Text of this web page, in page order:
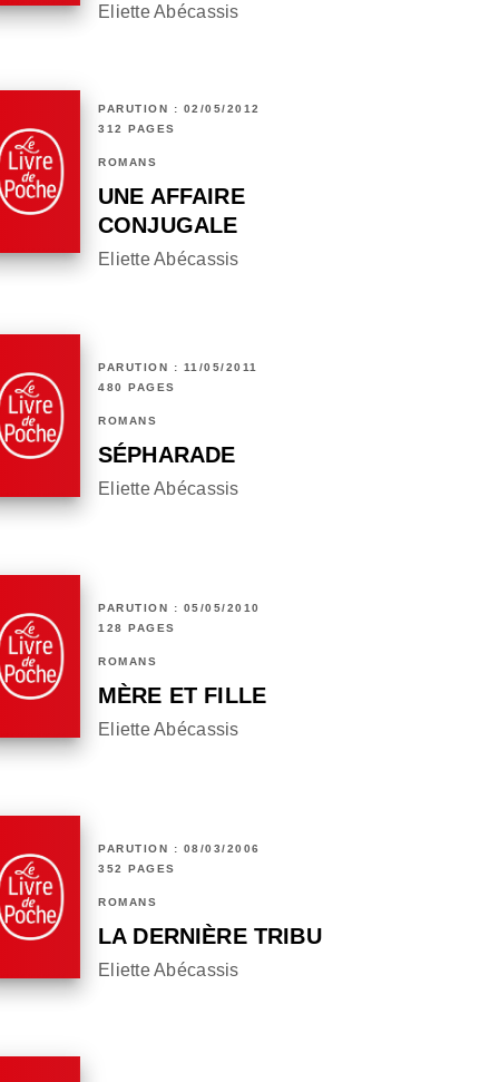
Eliette Abécassis
PARUTION : 02/05/2012
312 PAGES
ROMANS
UNE AFFAIRE
CONJUGALE
Eliette Abécassis
PARUTION : 11/05/2011
480 PAGES
ROMANS
SÉPHARADE
Eliette Abécassis
PARUTION : 05/05/2010
128 PAGES
ROMANS
MÈRE ET FILLE
Eliette Abécassis
PARUTION : 08/03/2006
352 PAGES
ROMANS
LA DERNIÈRE TRIBU
Eliette Abécassis